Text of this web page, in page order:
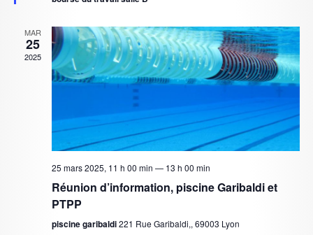
u
l
t
a
t
m
e
n
MAR
25
2025
25 mars 2025, 11 h 00 min — 13 h 00 min
Réunion d’information, piscine Garibaldi et
PTPP
piscine garibaldi221 Rue Garibaldi,, 69003 Lyon